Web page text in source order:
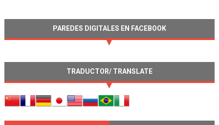
PAREDES DIGITALES EN FACEBOOK
TRADUCTOR/ TRANSLATE